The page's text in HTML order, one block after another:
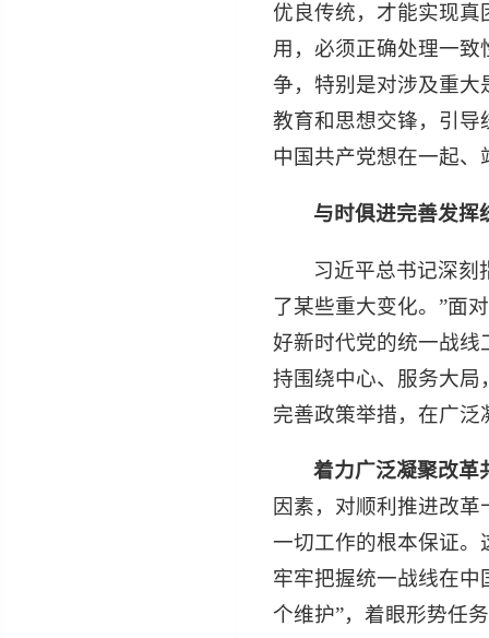
优良传统，才能实现
用，必须正确处理一
争，特别是对涉及重大
教育和思想交锋，引导
中国共产党想在一起
与时俱进完善发挥
习近平总书记深刻
了某些重大变化。”面
好新时代党的统一战线
持围绕中心、服务大局
完善政策举措，在广
着力广泛凝聚改革
因素，对顺利推进改
一切工作的根本保证。
牢牢把握统一战线在中
个维护”，着眼形势任